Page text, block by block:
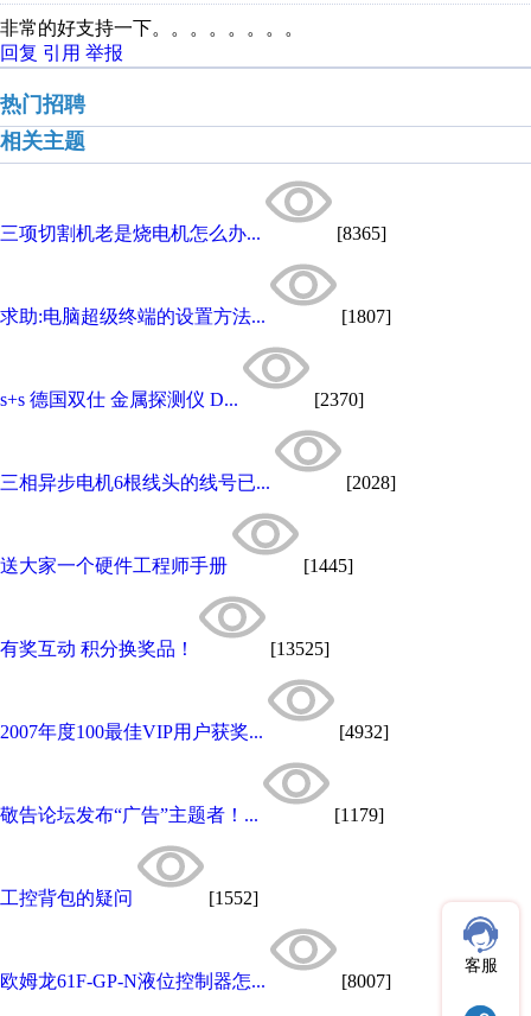
非常的好支持一下。。。。。。。。
回复 引用 举报
热门招聘
相关主题
三项切割机老是烧电机怎么办... [8365]
求助:电脑超级终端的设置方法... [1807]
s+s 德国双仕 金属探测仪 D... [2370]
三相异步电机6根线头的线号已... [2028]
送大家一个硬件工程师手册 [1445]
有奖互动 积分换奖品！ [13525]
2007年度100最佳VIP用户获奖... [4932]
敬告论坛发布“广告”主题者！... [1179]
工控背包的疑问 [1552]
欧姆龙61F-GP-N液位控制器怎... [8007]
客服